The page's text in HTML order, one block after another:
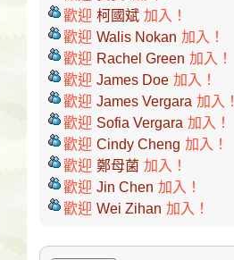
歡迎 柯國斌 加入！
歡迎 Walis Nokan 加入！
歡迎 Rachel Green 加入！
歡迎 James Doe 加入！
歡迎 James Vergara 加入！
歡迎 Sofia Vergara 加入！
歡迎 Cindy Cheng 加入！
歡迎 鄭母菌 加入！
歡迎 Jin Chen 加入！
歡迎 Wei Zihan 加入！